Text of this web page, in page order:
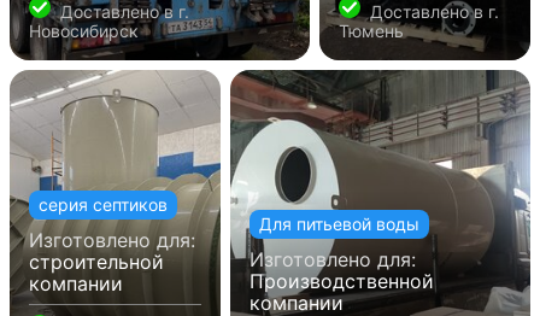
Доставлено в г.
Новосибирск
Доставлено в г.
Тюмень
серия септиков
Изготовлено для:
строительной
компании
Для питьевой воды
Изготовлено для:
Производственной
компании